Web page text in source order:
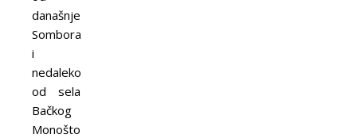
današnjeg
Sombora
i
nedaleko
od sela
Bačkog
Monoštora,